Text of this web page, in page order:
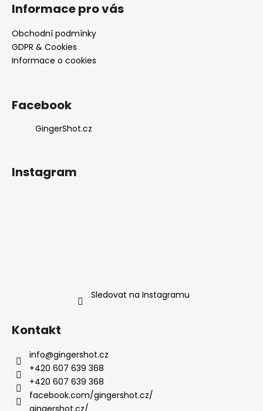
Informace pro vás
Obchodní podmínky
GDPR & Cookies
Informace o cookies
Facebook
GingerShot.cz
Instagram
Sledovat na Instagramu
Kontakt
info@gingershot.cz
+420 607 639 368
+420 607 639 368
facebook.com/gingershot.cz/